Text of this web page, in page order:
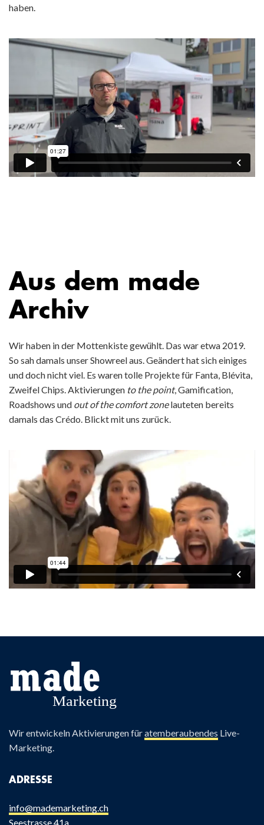
haben.
Aus dem made
Archiv
Wir haben in der Mottenkiste gewühlt. Das war etwa 2019.
So sah damals unser Showreel aus. Geändert hat sich einiges
und doch nicht viel. Es waren tolle Projekte für Fanta, Blévita,
Zweifel Chips. Aktivierungen to the point, Gamification,
Roadshows und out of the comfort zonelauteten bereits
damals das Crédo. Blickt mit uns zurück.
Wir entwickeln Aktivierungen füratemberaubendes Live-
Marketing.
ADRESSE
info@mademarketing.ch
Seestrasse 41a